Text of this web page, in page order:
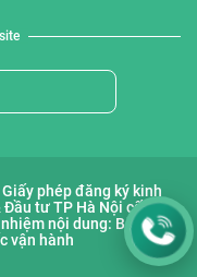
phép đăng ký kinh
Đầu tư TP Hà Nội cấp lần
nội dung: Bà
vận hành